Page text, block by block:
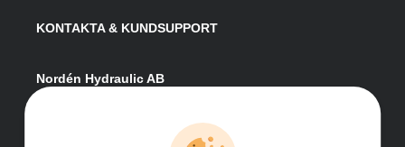
KONTAKTA & KUNDSUPPORT
Nordén Hydraulic AB